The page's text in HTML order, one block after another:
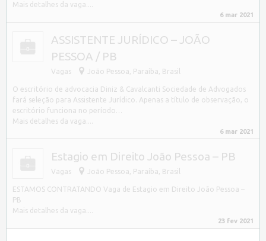
Mais detalhes da vaga....
6 mar 2021
ASSISTENTE JURÍDICO – JOÃO
PESSOA / PB
Vagas João Pessoa, Paraíba, Brasil
O escritório de advocacia Diniz & Cavalcanti Sociedade de Advogados
fará seleção para Assistente Jurídico. Apenas a título de observação, o
escritório funciona no período…
Mais detalhes da vaga....
6 mar 2021
Estagio em Direito João Pessoa – PB
Vagas João Pessoa, Paraíba, Brasil
ESTAMOS CONTRATANDO Vaga de Estagio em Direito João Pessoa –
PB
Mais detalhes da vaga....
23 fev 2021